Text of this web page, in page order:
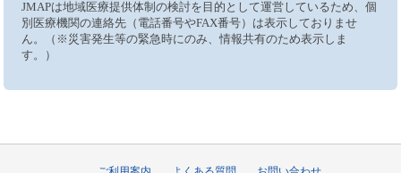
JMAPは地域医療提供体制の検討を目的として運営しているため、個
別医療機関の連絡先（電話番号やFAX番号）は表示しておりませ
ん。（※災害発生等の緊急時にのみ、情報共有のため表示しま
す。）